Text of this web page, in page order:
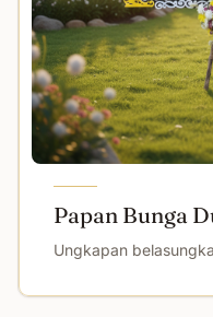
Papan Bunga
Ungkapan